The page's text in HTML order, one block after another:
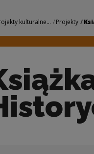
kulturalne... Projekty